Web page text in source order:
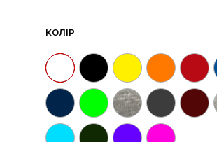
КОЛІР